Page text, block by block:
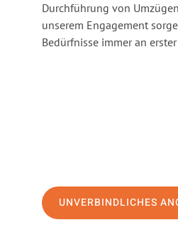
Durchführung von
unserem Engagement
Bedürfnisse immer an
UNVERBINDLICHES